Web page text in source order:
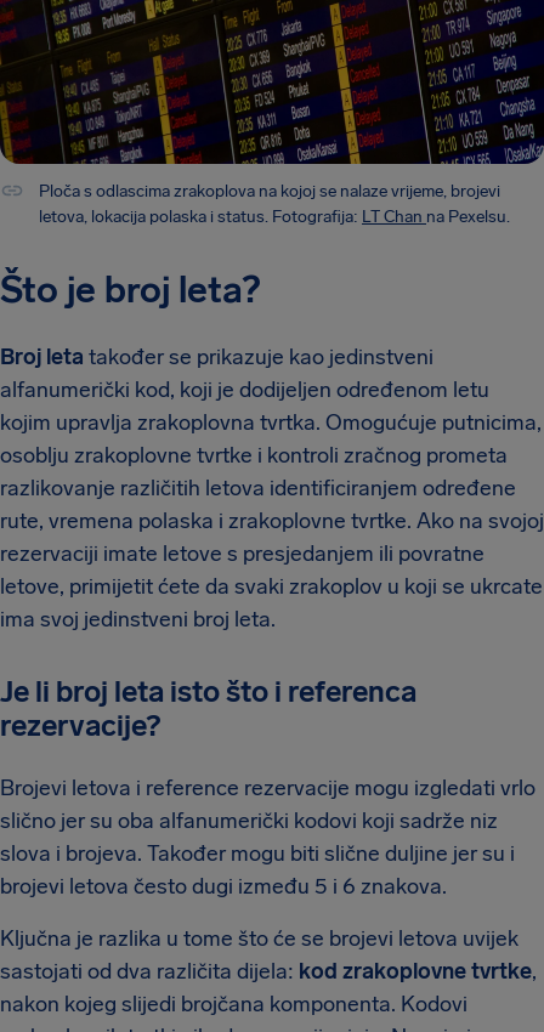
Ploča s odlascima zrakoplova na kojoj se nalaze vrijeme, brojevi
letova, lokacija polaska i status. Fotografija: LT Chan na Pexelsu.
Što je broj leta?
Broj leta također se prikazuje kao jedinstveni
alfanumerički kod, koji je dodijeljen određenom letu
kojim upravlja zrakoplovna tvrtka. Omogućuje putnicima,
osoblju zrakoplovne tvrtke i kontroli zračnog prometa
razlikovanje različitih letova identificiranjem određene
rute, vremena polaska i zrakoplovne tvrtke. Ako na svojoj
rezervaciji imate letove s presjedanjem ili povratne
letove, primijetit ćete da svaki zrakoplov u koji se ukrcate
ima svoj jedinstveni broj leta.
Je li broj leta isto što i referenca
rezervacije?
Brojevi letova i reference rezervacije mogu izgledati vrlo
slično jer su oba alfanumerički kodovi koji sadrže niz
slova i brojeva. Također mogu biti slične duljine jer su i
brojevi letova često dugi između 5 i 6 znakova.
Ključna je razlika u tome što će se brojevi letova uvijek
sastojati od dva različita dijela: kod zrakoplovne tvrtke,
nakon kojeg slijedi brojčana komponenta. Kodovi